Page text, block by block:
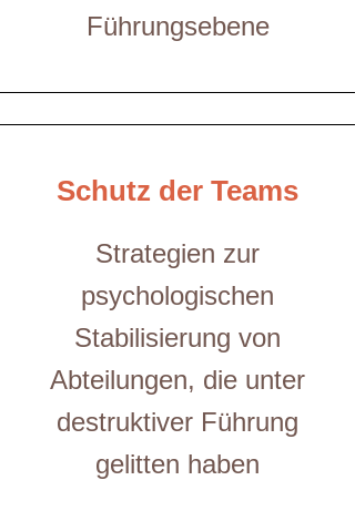
Führungsebene
Schutz der Teams
Strategien zur
psychologischen
Stabilisierung von
Abteilungen, die unter
destruktiver Führung
gelitten haben